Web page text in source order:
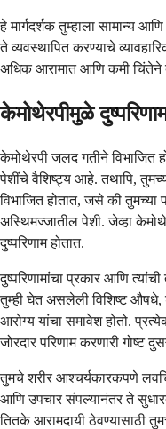
हे मार्गदर्शक तुम्हाला सामान्य
ते व्यवस्थापित करण्याचे
अधिक आरामात आणि कमी चिंतेने
केमोथेरपीमुळे
केमोथेरपी जलद गतीने विभाजित
पेशींचे वैशिष्ट्य आहे. तथापि,
विभाजित होतात, जसे की
अस्थिमज्जातील पेशी. जेव्हा
दुष्परिणाम होतात.
दुष्परिणामांचा प्रकार आणि
तुम्ही घेत असलेली विशिष्ट
आरोग्य यांचा समावेश होतो.
जोरदार परिणाम करणारी गोष्ट
तुमचे शरीर आश्चर्यकारकपणे
आणि उपचार संपल्यानंतर ते
तितके आरामदायी ठेवण्यासाठी